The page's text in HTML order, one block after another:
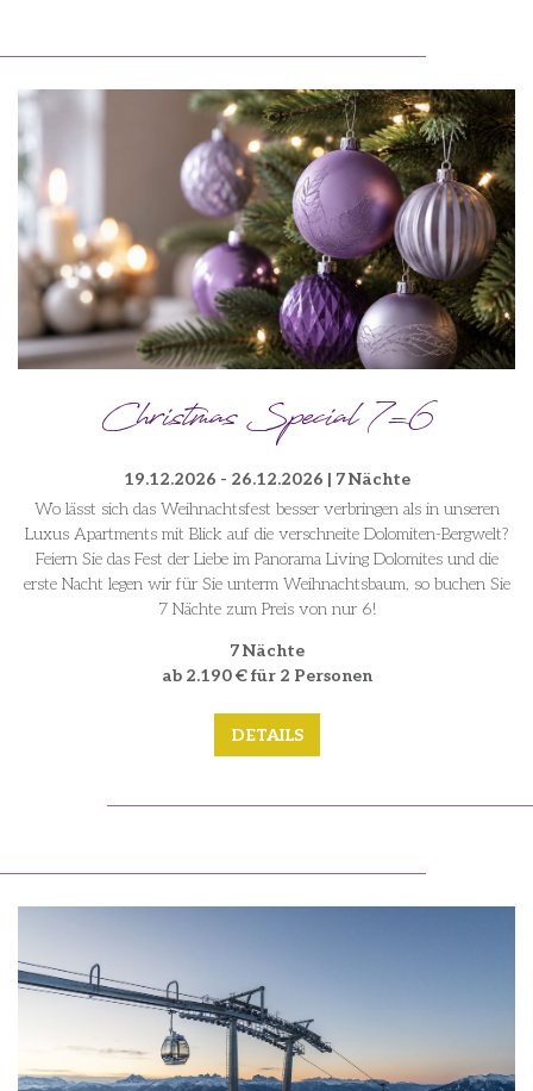
Christmas Special 7=6
19.12.2026 - 26.12.2026 | 7 Nächte
Wo lässt sich das Weihnachtsfest besser verbringen als in unseren
Luxus Apartments mit Blick auf die verschneite Dolomiten-Bergwelt?
Feiern Sie das Fest der Liebe im Panorama Living Dolomites und die
erste Nacht legen wir für Sie unterm Weihnachtsbaum, so buchen Sie
7 Nächte zum Preis von nur 6!
7 Nächte
ab 2.190 € für 2 Personen
DETAILS